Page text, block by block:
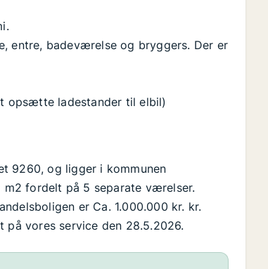
entre, badeværelse og bryggers. Der er
opsætte ladestander til elbil)
9260, og ligger i kommunen
m2 fordelt på 5 separate værelser.
er Ca. 1.000.000 kr. kr.
på vores service den 28.5.2026.